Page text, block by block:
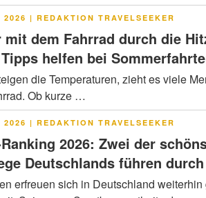
| REDAKTION TRAVELSEEKER
mit dem Fahrrad durch die
helfen bei
die Temperaturen, zieht es viele
Ob kurze …
| REDAKTION TRAVELSEEKER
2026: Zwei der
Deutschlands führen
erfreuen sich in Deutschland